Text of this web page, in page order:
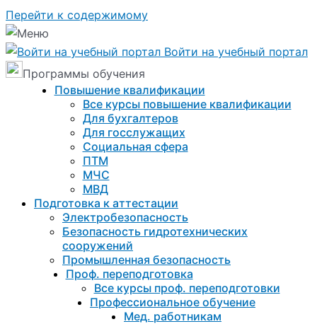
Перейти к содержимому
Войти на учебный портал
Программы обучения
Повышение квалификации
Все курсы повышение квалификации
Для бухгалтеров
Для госслужащих
Социальная сфера
ПТМ
МЧС
МВД
Подготовка к aттестации
Электробезопасность
Безопасность гидротехнических
сооружений
Промышленная безопасность
Проф. переподготовка
Все курсы проф. переподготовки
Профессиональное обучение
Мед. работникам